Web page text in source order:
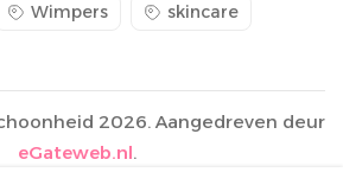
Wimpers skincare
2026. Aangedreven deur
eGateweb.nl.